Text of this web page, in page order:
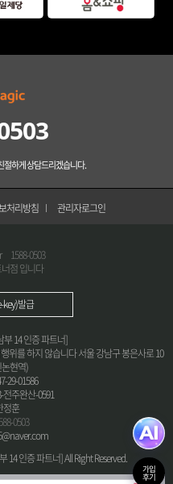
절하게 상담드리겠습니다.
처리방침 관리자로그인
1588-0503
점 입니다
key)발급
14 인증 파트너]
위를 하지 않습니다 서울 강남구 봉은사로 10
현역)
29-01586
전주완산-0591
정훈
0503
14 인증 파트너] All Right Reserved.
가입
후기